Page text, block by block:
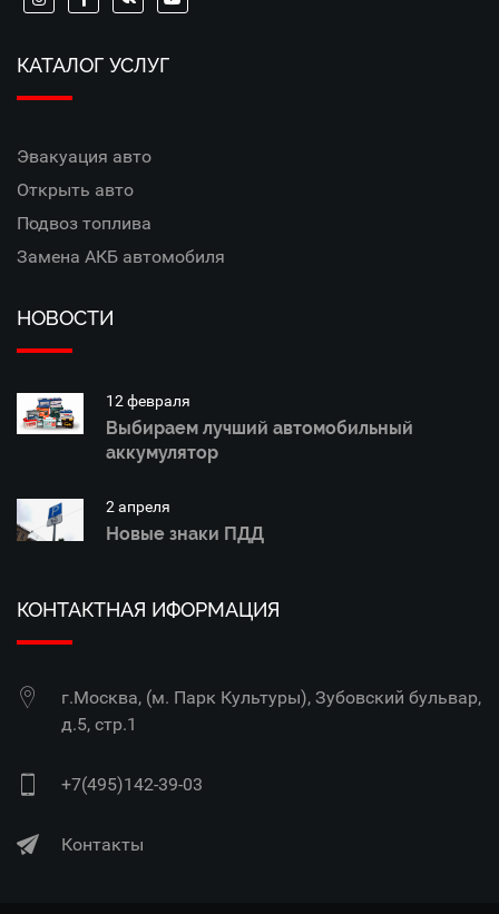
КАТАЛОГ УСЛУГ
Эвакуация авто
Открыть авто
Подвоз топлива
Замена АКБ автомобиля
НОВОСТИ
12 февраля
Выбираем лучший автомобильный
аккумулятор
2 апреля
Новые знаки ПДД
КОНТАКТНАЯ ИФОРМАЦИЯ
г.Москва, (м. Парк Культуры), Зубовский бульвар,
д.5, стр.1
+7(495)142-39-03
Контакты